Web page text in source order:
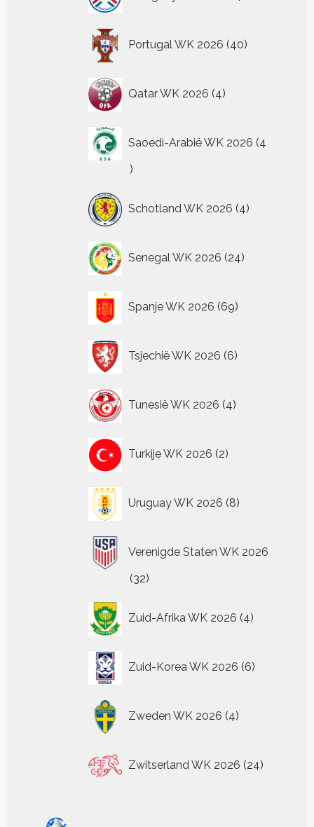
Portugal WK 2026 40
producten
Qatar WK 2026 4
producten
Saoedi-Arabië WK 2026 4
4
Schotland WK 2026 4
producten
Senegal WK 2026 24
producten
Spanje WK 2026 69
producten
Tsjechië WK 2026 6
producten
Tunesië WK 2026 4
producten
Turkije WK 2026 2
producten
Uruguay WK 2026 8
producten
Verenigde Staten WK 2026
3232
Zuid-Afrika WK 2026 4
producten
Zuid-Korea WK 2026 6
producten
Zweden WK 2026 4
producten
Zwitserland WK 2026 24
producten